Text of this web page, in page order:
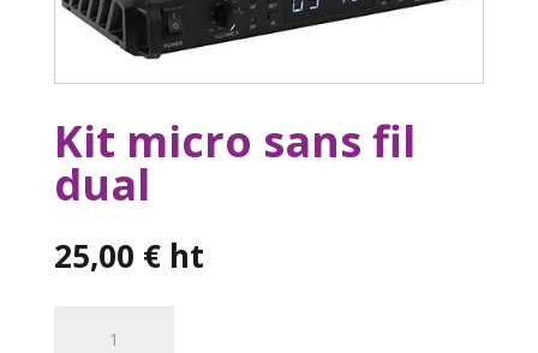
Kit micro sans fil
dual
25,00 € ht